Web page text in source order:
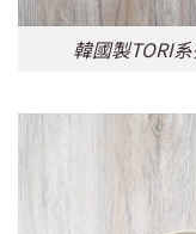
韓國製TORI